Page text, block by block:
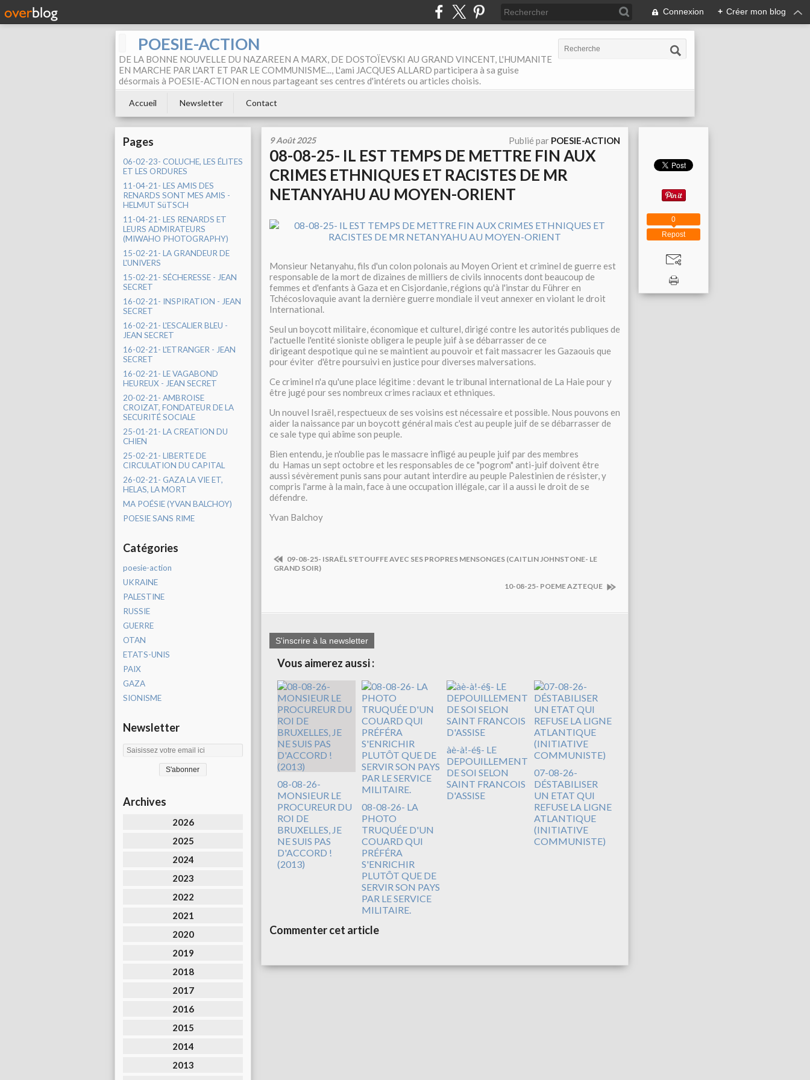
Connexion + Créer mon blog
POESIE-ACTION
DE LA BONNE NOUVELLE DU NAZAREEN A MARX, DE DOSTOÏEVSKI AU GRAND VINCENT, L'HUMANITE
EN MARCHE PAR L'ART ET PAR LE COMMUNISME..., L'ami JACQUES ALLARD participera à sa guise
désormais à POESIE-ACTION en nous partageant ses centres d'intérets ou articles choisis.
Accueil Newsletter Contact
Pages
06-02-23- COLUCHE, LES ÉLITES
ET LES ORDURES
11-04-21- LES AMIS DES
RENARDS SONT MES AMIS -
HELMUT SüTSCH
11-04-21- LES RENARDS ET
LEURS ADMIRATEURS
(MIWAHO PHOTOGRAPHY)
15-02-21- LA GRANDEUR DE
L'UNIVERS
15-02-21- SÉCHERESSE - JEAN
SECRET
16-02-21- INSPIRATION - JEAN
SECRET
16-02-21- L'ESCALIER BLEU -
JEAN SECRET
16-02-21- L'ETRANGER - JEAN
SECRET
16-02-21- LE VAGABOND
HEUREUX - JEAN SECRET
20-02-21- AMBROISE
CROIZAT, FONDATEUR DE LA
SECURITÉ SOCIALE
25-01-21- LA CREATION DU
CHIEN
25-02-21- LIBERTE DE
CIRCULATION DU CAPITAL
26-02-21- GAZA LA VIE ET,
HELAS, LA MORT
MA POÉSIE (YVAN BALCHOY)
POESIE SANS RIME
Catégories
poesie-action
UKRAINE
PALESTINE
RUSSIE
GUERRE
OTAN
ETATS-UNIS
PAIX
GAZA
SIONISME
Newsletter
Archives
2026
2025
2024
2023
2022
2021
2020
2019
2018
2017
2016
2015
2014
2013
9 Août 2025 Publié par POESIE-ACTION
08-08-25- IL EST TEMPS DE METTRE FIN AUX
CRIMES ETHNIQUES ET RACISTES DE MR
NETANYAHU AU MOYEN-ORIENT
Monsieur Netanyahu, fils d'un colon polonais au Moyen Orient et criminel de guerre est
responsable de la mort de dizaines de milliers de civils innocents dont beaucoup de
femmes et d'enfants à Gaza et en Cisjordanie, régions qu'à l'instar du Führer en
Tchécoslovaquie avant la dernière guerre mondiale il veut annexer en violant le droit
International.
Seul un boycott militaire, économique et culturel, dirigé contre les autorités publiques de
l'actuelle l'entité sioniste obligera le peuple juif à se débarrasser de ce
dirigeant despotique qui ne se maintient au pouvoir et fait massacrer les Gazaouis que
pour éviter d'être poursuivi en justice pour diverses malversations.
Ce criminel n'a qu'une place légitime : devant le tribunal international de La Haie pour y
être jugé pour ses nombreux crimes raciaux et ethniques.
Un nouvel Israël, respectueux de ses voisins est nécessaire et possible. Nous pouvons en
aider la naissance par un boycott général mais c'est au peuple juif de se débarrasser de
ce sale type qui abîme son peuple.
Bien entendu, je n'oublie pas le massacre infligé au peuple juif par des membres
du Hamas un sept octobre et les responsables de ce "pogrom" anti-juif doivent être
aussi sévèrement punis sans pour autant interdire au peuple Palestinien de résister, y
compris l'arme à la main, face à une occupation illégale, car il a aussi le droit de se
défendre.
Yvan Balchoy
09-08-25- ISRAËL S'ETOUFFE AVEC SES PROPRES MENSONGES (CAITLIN JOHNSTONE- LE
GRAND SOIR)
10-08-25- POEME AZTEQUE
S'inscrire à la newsletter
Vous aimerez aussi :
08-08-26-
MONSIEUR LE
PROCUREUR DU
ROI DE
BRUXELLES, JE
NE SUIS PAS
D'ACCORD !
(2013)
08-08-26- LA
PHOTO
TRUQUÉE D'UN
COUARD QUI
PRÉFÉRA
S'ENRICHIR
PLUTÔT QUE DE
SERVIR SON PAYS
PAR LE SERVICE
MILITAIRE.
àè-à!-é§- LE
DEPOUILLEMENT
DE SOI SELON
SAINT FRANCOIS
D'ASSISE
07-08-26-
DÉSTABILISER
UN ETAT QUI
REFUSE LA LIGNE
ATLANTIQUE
(INITIATIVE
COMMUNISTE)
Commenter cet article
Repost
0